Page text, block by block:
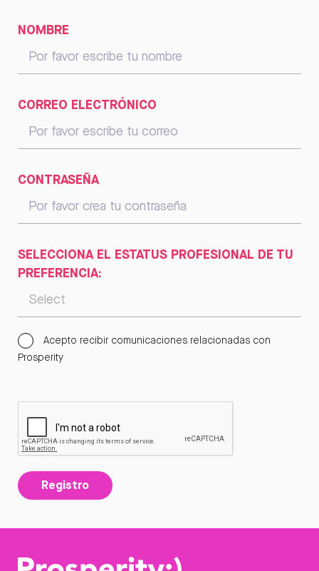
NOMBRE
CORREO ELECTRÓNICO
CONTRASEÑA
SELECCIONA EL ESTATUS PROFESIONAL DE TU
PREFERENCIA:
Acepto recibir comunicaciones relacionadas con
Prosperity
Registro